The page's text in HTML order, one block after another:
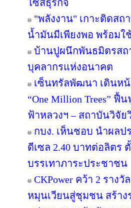
ไซส์ธุรกิจ
"พลังงาน" เกาะติดส
น้ำมันมีเพียงพอ พร้อมใ
บ้านปูผนึกพันธมิตรสถ
บุคลากรแห่งอนาคต
เซ็นทรัลพัฒนา เดินหน้
“One Million Trees”
ฟ้าหลวงฯ – สถาบันวิจั
กบง. เห็นชอบ นำผล
ดีเซล 2.40 บาทต่อลิตร
บรรเทาภาระประชาชน
CKPower คว้า 2 ราง
หมุนเวียนสู่ชุมชน สร้าง